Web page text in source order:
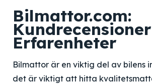
Bilmattor.com:
Erfarenheter
Bilmattor är en viktig del av bilens
det är viktigt att hitta